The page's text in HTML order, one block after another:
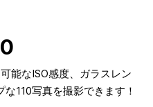
能なISO感度、ガラスレン
110写真を撮影できます！